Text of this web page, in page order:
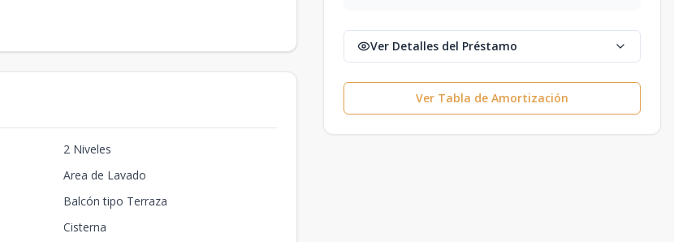
2 Niveles
Area de Lavado
Balcón tipo Terraza
Cisterna
Ver Detalles del Préstamo
Ver Tabla de Amortización